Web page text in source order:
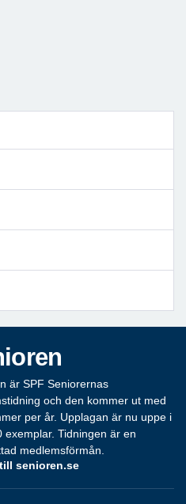
är SPF Seniorernas
och den kommer ut med
per år. Upplagan är nu uppe i
exemplar. Tidningen är en
medlemsförmån.
senioren.se